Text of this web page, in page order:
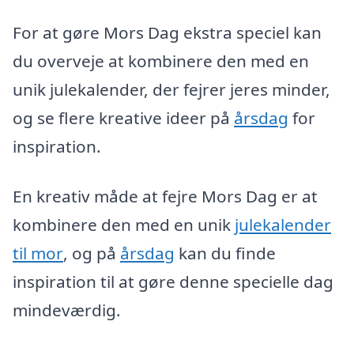
For at gøre Mors Dag ekstra speciel kan
du overveje at kombinere den med en
unik julekalender, der fejrer jeres minder,
og se flere kreative ideer på årsdag for
inspiration.
En kreativ måde at fejre Mors Dag er at
kombinere den med en unik julekalender
til mor, og på årsdag kan du finde
inspiration til at gøre denne specielle dag
mindeværdig.